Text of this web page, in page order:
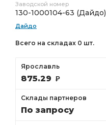
Заводской номер
130-1000104-63 (Дайдо)
Дайдо
Всего на складах 0 шт.
Ярославль
875.29 Р
Склады партнеров
По запросу